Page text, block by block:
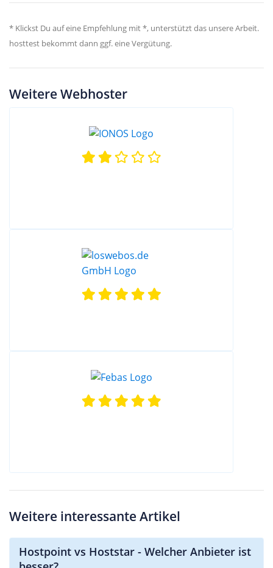
* Klickst Du auf eine Empfehlung mit *, unterstützt das unsere Arbeit.
hosttest bekommt dann ggf. eine Vergütung.
Weitere Webhoster
Weitere interessante Artikel
Hostpoint vs Hoststar - Welcher Anbieter ist